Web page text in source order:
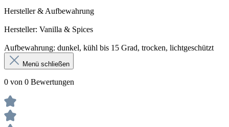
Hersteller & Aufbewahrung
Hersteller: Vanilla & Spices
Aufbewahrung: dunkel, kühl bis 15 Grad, trocken, lichtgeschützt
Menü schließen
0 von 0 Bewertungen